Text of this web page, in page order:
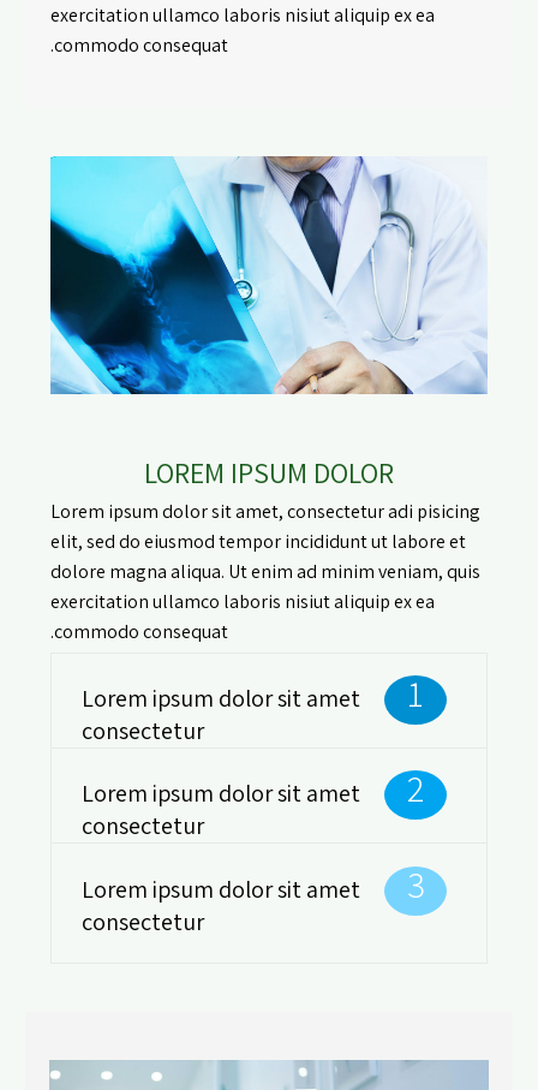
exercitation ullamco laboris nisiut aliquip ex ea
commodo consequat.
LOREM IPSUM DOLOR
Lorem ipsum dolor sit amet, consectetur adi pisicing
elit, sed do eiusmod tempor incididunt ut labore et
dolore magna aliqua. Ut enim ad minim veniam, quis
exercitation ullamco laboris nisiut aliquip ex ea
commodo consequat.
1
Lorem ipsum dolor sit amet
consectetur
2
Lorem ipsum dolor sit amet
consectetur
3
Lorem ipsum dolor sit amet
consectetur